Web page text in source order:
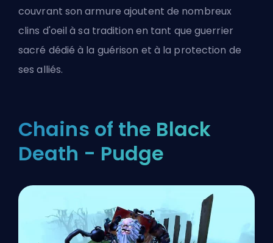
couvrant son armure ajoutent de nombreux
clins d'oeil à sa tradition en tant que guerrier
sacré dédié à la guérison et à la protection de
ses alliés.
Chains of the Black
Death - Pudge